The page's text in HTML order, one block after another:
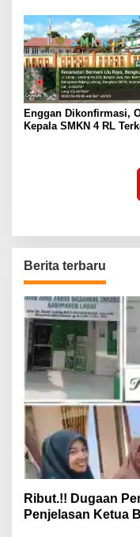
Enggan Dikonfirmasi,
Kepala SMKN 4 RL
Berita terbaru
Ribut.!! Dugaan
Penjelasan Ketua